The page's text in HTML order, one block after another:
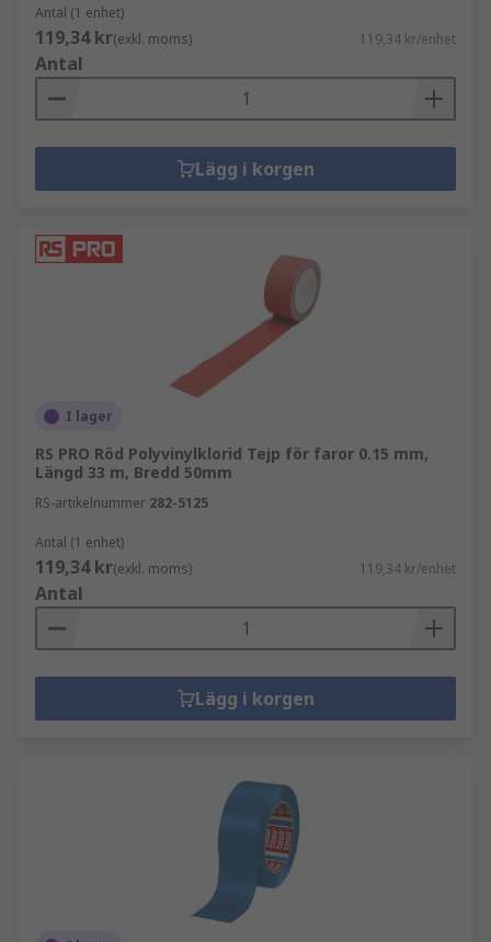
Antal (1 enhet)
119,34 kr(exkl. moms) 119,34 kr/enhet
Antal
Lägg i korgen
I lager
RS PRO Röd Polyvinylklorid Tejp för faror 0.15 mm,
Längd 33 m, Bredd 50mm
RS-artikelnummer 282-5125
Antal (1 enhet)
119,34 kr(exkl. moms) 119,34 kr/enhet
Antal
Lägg i korgen